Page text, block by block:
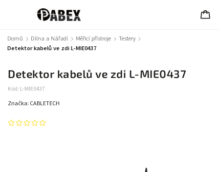
Domů / Dílna a Nářadí / Měřicí přístroje / Testery /
Detektor kabelů ve zdi L-MIE0437
Detektor kabelů ve zdi L-MIE0437
Kód: L-MIE0437
Značka: CABLETECH